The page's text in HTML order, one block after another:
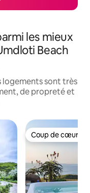
les mieux
Beach
logements sont très
de propreté et
Coup de cœur
Coup de cœur